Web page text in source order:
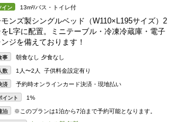
イン 13m²/バス・トイレ付
モンズ製シングルベッド（W110×L195サイズ）2
をL字に配置。ミニテーブル・冷凍冷蔵庫・電子
ンジを備えております！
事 朝食なし 夕食なし
数 1人〜2人 子供料金設定有り
済 予約時オンラインカード決済・現地払い
イント 1%
泊 ※このプランは1泊から7泊まで予約可能となります。